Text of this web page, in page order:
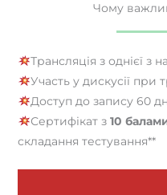
Чому
Трансляція з однієї з
Участь у дискусії при
Доступ до запису 60
Сертифікат з 10
складання тестування**